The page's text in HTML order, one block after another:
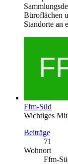
Büroflächen
Standorte an
Ffm-Süd
Wichtiges
Beiträge
71
Wohnort
Ffm-